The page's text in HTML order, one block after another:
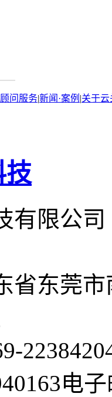
问服务新闻·案例 关于云
技
有限公
省东莞
电子